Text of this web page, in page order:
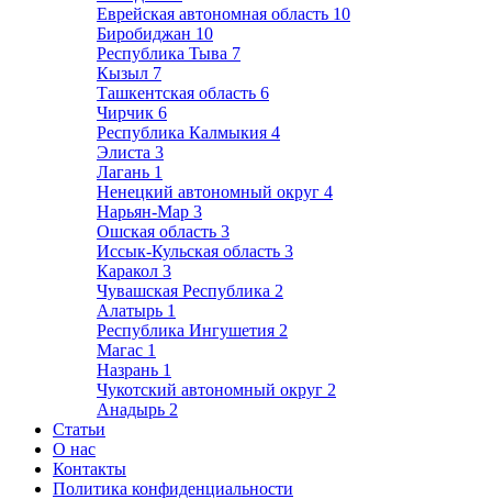
Еврейская автономная область 10
Биробиджан 10
Республика Тыва 7
Кызыл 7
Ташкентская область 6
Чирчик 6
Республика Калмыкия 4
Элиста 3
Лагань 1
Ненецкий автономный округ 4
Нарьян-Мар 3
Ошская область 3
Иссык-Кульская область 3
Каракол 3
Чувашская Республика 2
Алатырь 1
Республика Ингушетия 2
Магас 1
Назрань 1
Чукотский автономный округ 2
Анадырь 2
Статьи
О нас
Контакты
Политика конфиденциальности